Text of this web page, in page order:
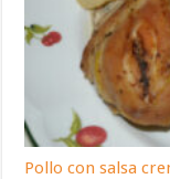
Pollo con salsa